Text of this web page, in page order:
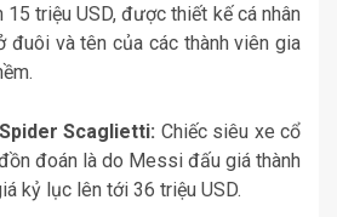
triệu USD, được thiết kế cá nhân
đuôi và tên của các thành viên gia
Scaglietti: Chiếc siêu xe cổ
đoán là do Messi đấu giá thành
kỷ lục lên tới 36 triệu USD.